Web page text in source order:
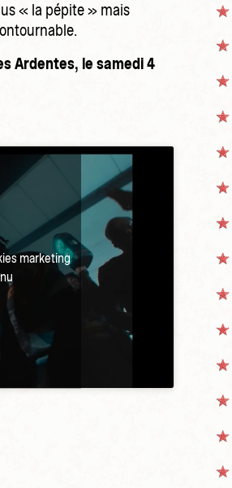
« la pépite » mais
Ardentes, le samedi 4
marketing